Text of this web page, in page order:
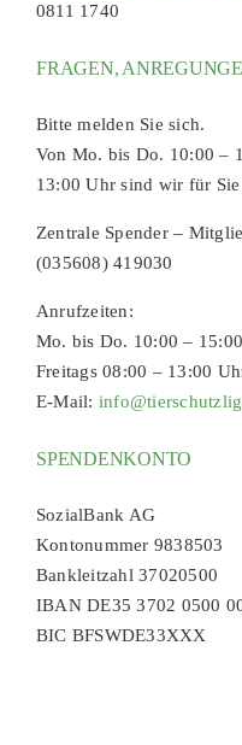
0811 1740
FRAGEN,
Bitte melden Sie sich.
Von Mo. bis Do. 10:00 –
13:00 Uhr sind wir für Sie
Zentrale Spender –
(035608) 419030
Anrufzeiten:
Mo. bis Do. 10:00 –
Freitags 08:00 – 13:00
E-Mail:
SPENDENKONTO
SozialBank AG
Kontonummer 9838503
Bankleitzahl 37020500
IBAN DE35 3702 0500
BIC BFSWDE33XXX